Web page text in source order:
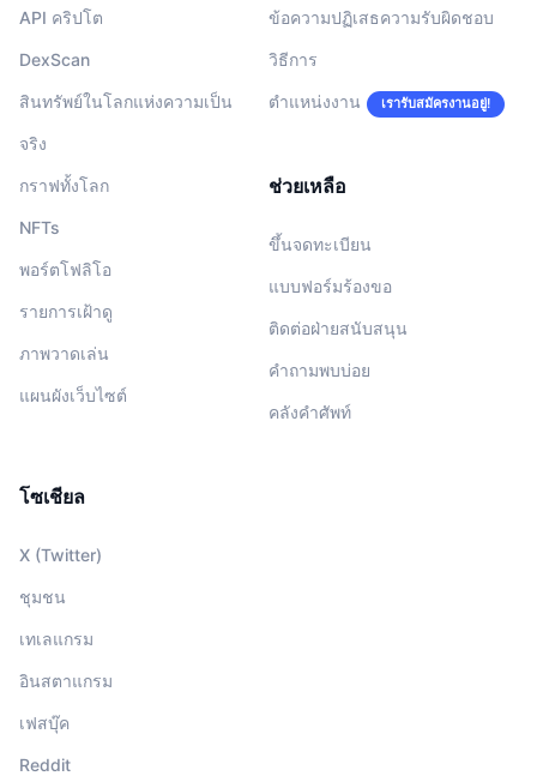
API คริปโต
DexScan
สินทรัพย์ในโลกแห่งความเป็น
จริง
กราฟทั้งโลก
NFTs
พอร์ตโฟลิโอ
รายการเฝ้าดู
ภาพวาดเล่น
แผนผังเว็บไซต์
ข้อความปฏิเสธความรับผิดชอบ
วิธีการ
ตำแหน่งงาน เรารับสมัครงานอยู่!
ช่วยเหลือ
ขึ้นจดทะเบียน
แบบฟอร์มร้องขอ
ติดต่อฝ่ายสนับสนุน
คำถามพบบ่อย
คลังคำศัพท์
โซเชียล
X (Twitter)
ชุมชน
เทเลแกรม
อินสตาแกรม
เฟสบุ๊ค
Reddit